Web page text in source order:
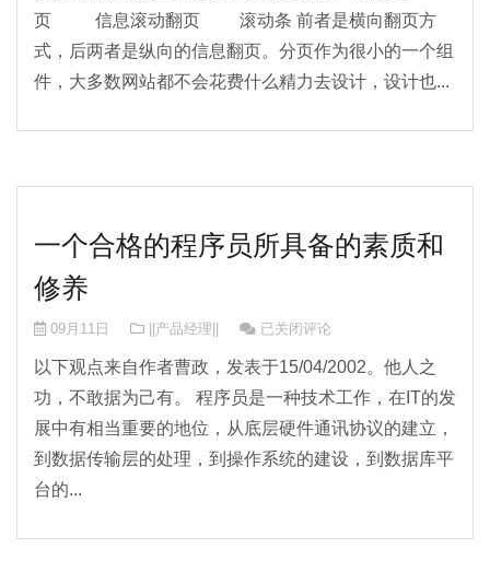
页 信息滚动翻页 滚动条 前者是横向翻页方
式，后两者是纵向的信息翻页。分页作为很小的一个组
件，大多数网站都不会花费什么精力去设计，设计也...
一个合格的程序员所具备的素质和
修养
09月11日 ||产品经理|| 一个合格的程序员所具备的素质和修
已关闭评论
以下观点来自作者曹政，发表于15/04/2002。他人之
功，不敢据为己有。 程序员是一种技术工作，在IT的发
展中有相当重要的地位，从底层硬件通讯协议的建立，
到数据传输层的处理，到操作系统的建设，到数据库平
台的...